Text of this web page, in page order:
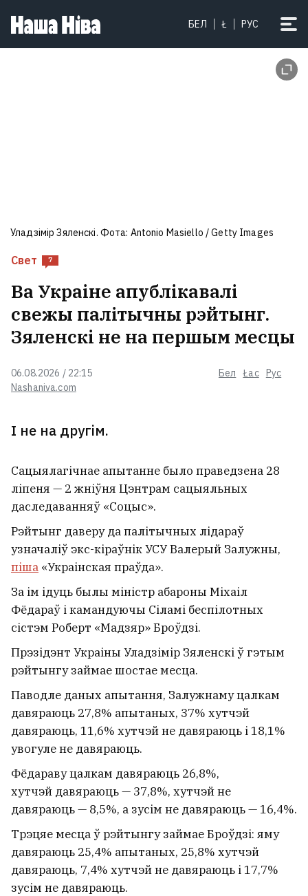
БЕЛ Ł РУС
Свет 7
Nashaniva.com
06.08.2026 / 22:15 Бел Łac Рус
Ва Украіне апублікавалі
свежы палітычны рэйтынг.
Зяленскі не на першым месцы
І не на другім.
Уладзімір Зяленскі. Фота: Antonio Masiello / Getty Images
Сацыялагічнае апытанне было праведзена 28
ліпеня — 2 жніўня Цэнтрам сацыяльных
даследаванняў «Соцыс».
Рэйтынг даверу да палітычных лідараў
узначаліў экс-кіраўнік УСУ Валерый Залужны,
піша «Украінская праўда».
За ім ідуць былы міністр абароны Міхаіл
Фёдараў і камандуючы Сіламі беспілотных
сістэм Роберт «Мадзяр» Броўдзі.
Прэзідэнт Украіны Уладзімір Зяленскі ў гэтым
рэйтынгу займае шостае месца.
Паводле даных апытання, Залужнаму цалкам
давяраюць 27,8% апытаных, 37% хутчэй
давяраюць, 11,6% хутчэй не давяраюць і 18,1%
увогуле не давяраюць.
Фёдараву цалкам давяраюць 26,8%,
хутчэй давяраюць — 37,8%, хутчэй не
давяраюць — 8,5%, а зусім не давяраюць — 16,4%.
Трэцяе месца ў рэйтынгу займае Броўдзі: яму
давяраюць 25,4% апытаных, 25,8% хутчэй
давяраюць, 7,4% хутчэй не давяраюць і 17,7%
зусім не давяраюць.